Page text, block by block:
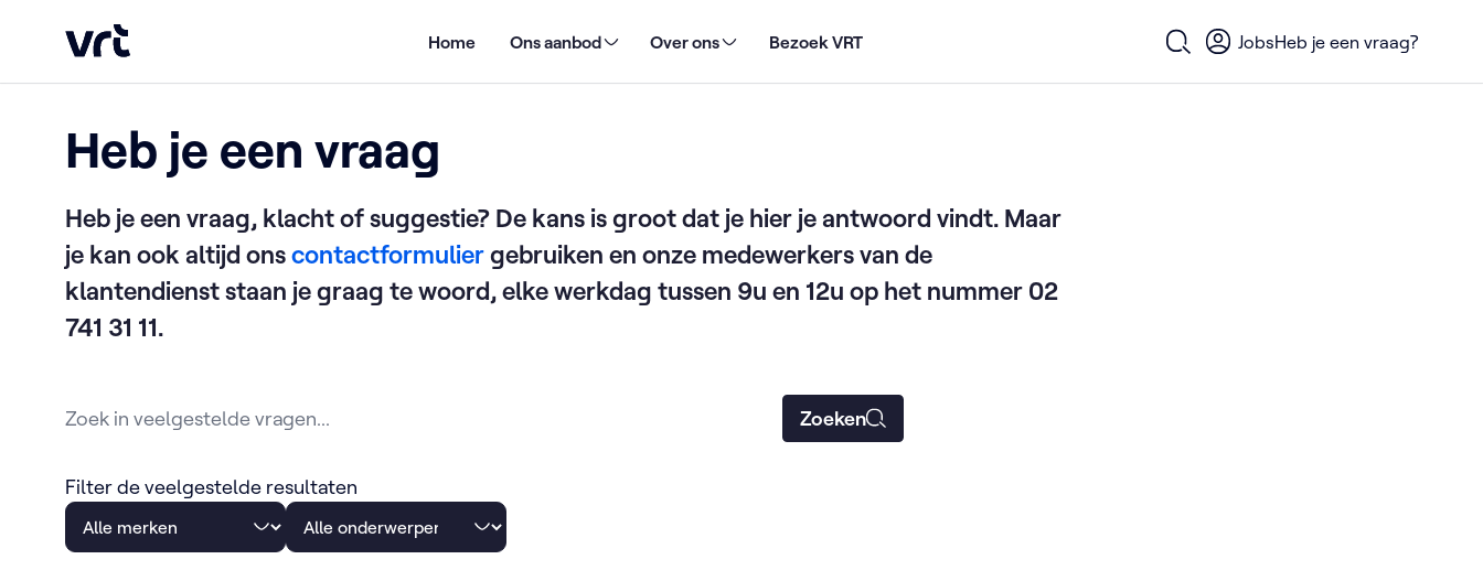
VRT (home)
Home Ons aanbod Over ons Bezoek VRT
Open zoekformulier
JobsHeb je een vraag?
Home /Heb je een vraag
Heb je een vraag
Heb je een vraag, klacht of suggestie? De kans is groot dat je hier je antwoord vindt. Maar
je kan ook altijd onscontactformuliergebruiken en onze medewerkers van de
klantendienst staan je graag te woord, elke werkdag tussen 9u en 12u op het nummer 02
741 31 11.
Zoek in veelgestelde vragen Zoeken
Filter de veelgestelde resultaten